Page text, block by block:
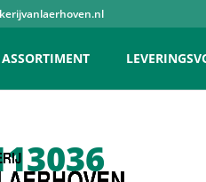
ASSORTIMENT